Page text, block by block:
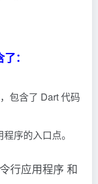
：
包含了 Dart 代码
序的入口点。
行应用程序 和